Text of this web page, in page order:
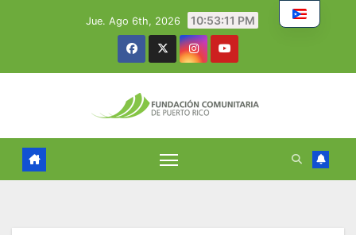
Jue. Ago 6th, 2026 10:53:12 PM